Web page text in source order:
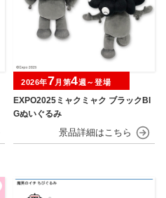
EXPO2025ミャクミャク ブラックBI
Gぬいぐるみ
2026年7月第4週～登場